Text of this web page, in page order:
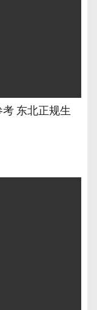
东北正规生